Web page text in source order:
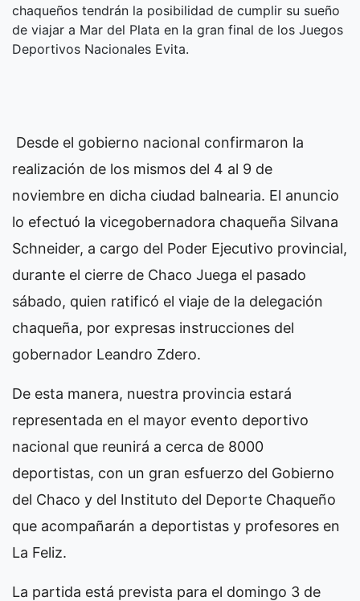
chaqueños tendrán la posibilidad de cumplir su sueño
de viajar a Mar del Plata en la gran final de los Juegos
Deportivos Nacionales Evita.
Desde el gobierno nacional confirmaron la
realización de los mismos del 4 al 9 de
noviembre en dicha ciudad balnearia. El anuncio
lo efectuó la vicegobernadora chaqueña Silvana
Schneider, a cargo del Poder Ejecutivo provincial,
durante el cierre de Chaco Juega el pasado
sábado, quien ratificó el viaje de la delegación
chaqueña, por expresas instrucciones del
gobernador Leandro Zdero.
De esta manera, nuestra provincia estará
representada en el mayor evento deportivo
nacional que reunirá a cerca de 8000
deportistas, con un gran esfuerzo del Gobierno
del Chaco y del Instituto del Deporte Chaqueño
que acompañarán a deportistas y profesores en
La Feliz.
La partida está prevista para el domingo 3 de